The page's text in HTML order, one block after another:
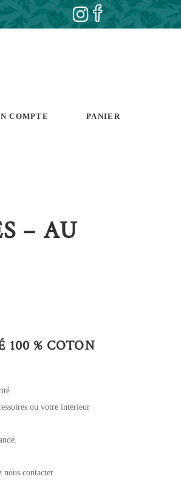
COMPTE PANIER
– AU
100 % COTON
ou votre intérieur
contacter.